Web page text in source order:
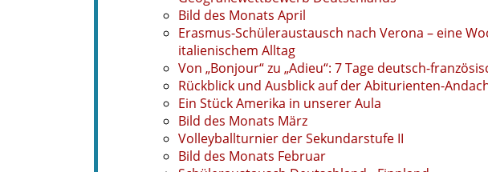
Bild des Monats April
Erasmus-Schüleraustausch nach Verona – eine
italienischem Alltag
Von „Bonjour“ zu „Adieu“: 7 Tage deutsch-
Rückblick und Ausblick auf der Abiturienten-
Ein Stück Amerika in unserer Aula
Bild des Monats März
Volleyballturnier der Sekundarstufe II
Bild des Monats Februar